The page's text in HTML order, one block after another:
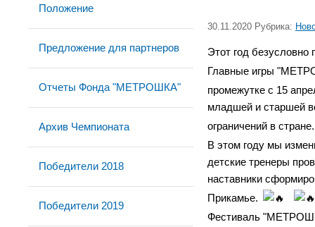
Положение
Предложение для партнеров
Отчеты Фонда "МЕТРОШКА"
Архив Чемпионата
Победители 2018
Победители 2019
30.11.2020 Рубрика:
Этот год
Главные игры
промежутке с 15
младшей и старшей
ограничений в
В этом году мы
детские тренеры
наставники
Прикамье.
Фестиваль